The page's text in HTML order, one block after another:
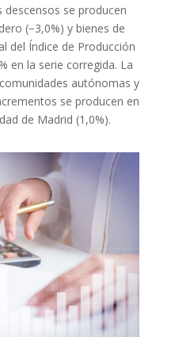
descensos se producen
(−3,0%) y bienes de
del Índice de Producción
en la serie corregida. La
autónomas y
se producen en
de Madrid (1,0%).